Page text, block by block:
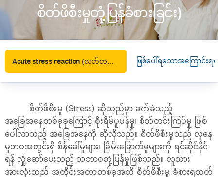
စိတ်ဖိစီးမှုတုံ့ပြန်ခံစားခြင်း)
Acute stress reaction (လတ်တလောစိတ်ဖိစီးမှုတုံ့ပြန်ခံစားခြင်း) ဖြစ်ပေါ်ရသောအကြောင်းရင်း
စိတ်ဖိစီးမှု (Stress) ဆိုသည်မှာ ခက်ခဲသည့်
အခြေအနေတစ်ခုခုကြောင့် စိုးရိမ်ပူပန်မှု၊ စိတ်တင်းကြပ်မှု ဖြစ်
ပေါ်လာသည့် အခြေအနေကို ဆိုလိုသည်။ စိတ်ဖိစီးမှုသည် လူနေ
မှုဘဝအတွင်းရှိ စိန်ခေါ်မှုများ၊ ခြိမ်းခြောက်မှုများကို ရင်ဆိုင်နိုင်
ရန် လှုံ့ဆော်ပေးသည့် သဘာဝတုံ့ပြန်မှုဖြစ်သည်။ လူသား
အားလုံးသည် အတိုင်းအတာတစ်ခုအထိ စိတ်ဖိစီးမှု ခံစားရတတ်